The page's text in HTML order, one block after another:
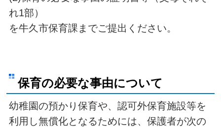
れ1部）
を牛久市保育課までご提出ください。
保育の必要な事由について
幼稚園の預かり保育や、認可外保育施設等を
利用し無償化となるためには、保護者が次の